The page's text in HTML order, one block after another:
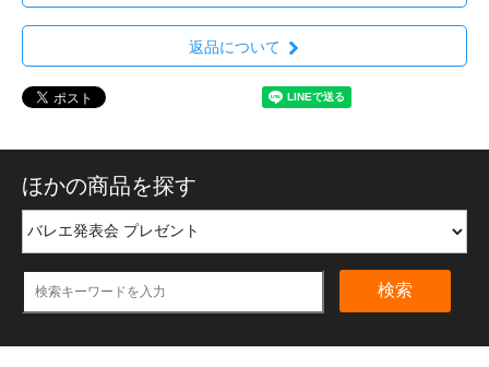
返品について
ほかの商品を探す
検索